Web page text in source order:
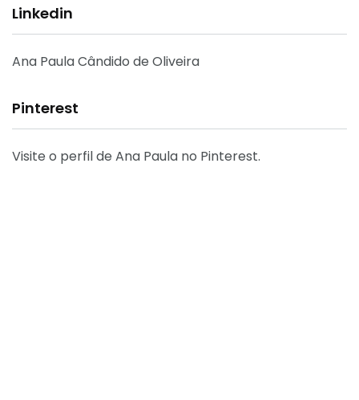
Linkedin
Ana Paula Cândido de Oliveira
Pinterest
Visite o perfil de Ana Paula no Pinterest.